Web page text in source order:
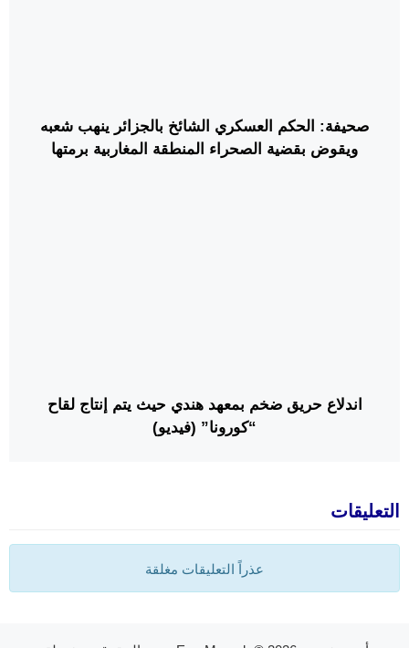
صحيفة: الحكم العسكري الشائخ بالجزائر ينهب شعبه
ويقوض بقضية الصحراء المنطقة المغاربية برمتها
اندلاع حريق ضخم بمعهد هندي حيث يتم إنتاج لقاح
“كورونا” (فيديو)
التعليقات
عذراً التعليقات مغلقة